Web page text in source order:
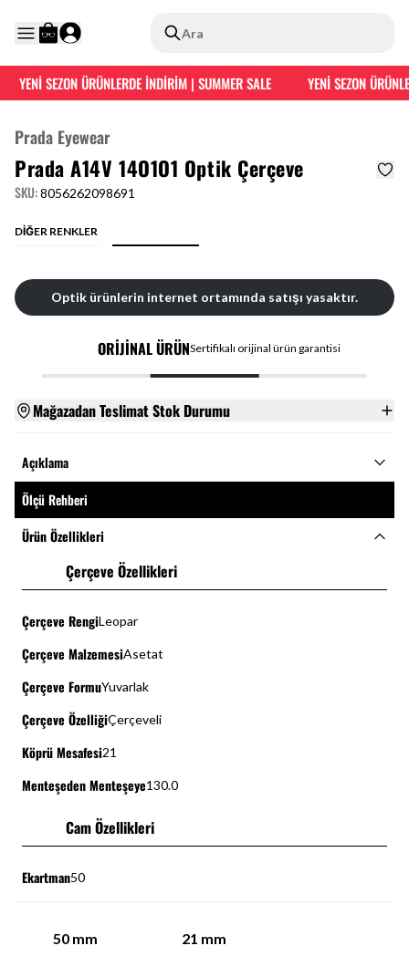
Ara
YENİ SEZON ÜRÜNLERDE İNDİRİM | SUMMER SALE YENİ SEZON
Prada Eyewear
Prada A14V 14O1O1 Optik Çerçeve
SKU:8056262098691
DİĞER RENKLER
Optik ürünlerin internet ortamında satışı yasaktır.
ORİJİNAL ÜRÜNSertifikalı orijinal ürün garantisi
Mağazadan Teslimat Stok Durumu
Açıklama
Ölçü Rehberi
Ürün Özellikleri
Çerçeve Özellikleri
Çerçeve RengiLeopar
Çerçeve MalzemesiAsetat
Çerçeve FormuYuvarlak
Çerçeve ÖzelliğiÇerçeveli
Köprü Mesafesi21
Menteşeden Menteşeye130.0
Cam Özellikleri
Ekartman50
50 mm 21 mm